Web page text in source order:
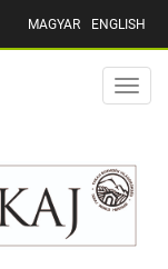
MAGYAR ENGLISH
Toggle